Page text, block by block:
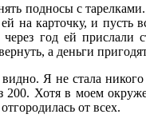
подносы с
на карточку, и
год ей
а деньги
Я не стала
200. Хотя в моем
от всех.